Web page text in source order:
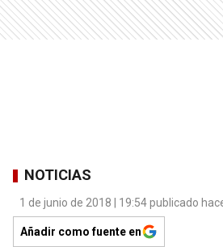
NOTICIAS
1 de junio de 2018 | 19:54 publicado
Añadir como fuente en